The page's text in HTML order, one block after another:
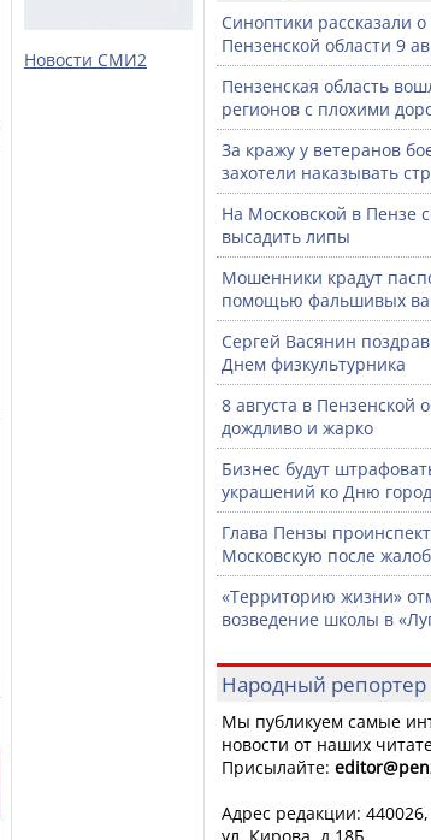
Новости СМИ2
Синоптики рассказали о
Пензенской области 9
Пензенская область
регионов с плохими
За кражу у ветеранов
захотели наказывать
На Московской в Пензе
высадить липы
Мошенники крадут
помощью фальшивых
Сергей Васянин
Днем физкультурника
8 августа в Пензенской
дождливо и жарко
Бизнес будут
украшений ко Дню
Глава Пензы
Московскую после жалоб
«Территорию жизни»
возведение школы в
Народный репортер
Мы публикуем самые
новости от наших
Присылайте: editor
Адрес редакции: